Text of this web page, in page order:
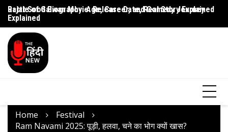
Rajat Sood Biography: Age, Career, and Comedy Journey
Explained
Battle of Galwan Movie: Release Date, Real Story Explained
Home
Festival
Ram Navami 2025: पूड़ी, हलवा, चने का भोग क्यों खास?